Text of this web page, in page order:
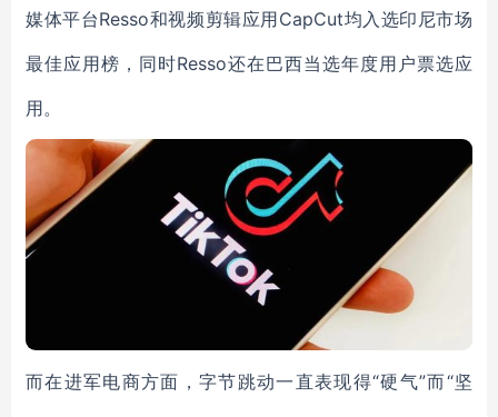
媒体平台Resso和视频剪辑应用CapCut均入选印尼市场
最佳应用榜，同时Resso还在巴西当选年度用户票选应
用。
而在进军电商方面，字节跳动一直表现得“硬气”而“坚